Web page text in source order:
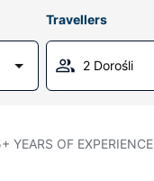
Travellers
2 Dorośli
YEARS OF EXPERIENCE